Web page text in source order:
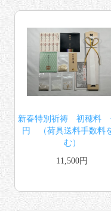
新春特別祈祷 初穂料
円 （荷具送料手数料
む）
11,500円